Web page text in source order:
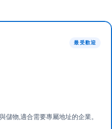
最受歡迎
儲物,適合需要專屬地址的企業。